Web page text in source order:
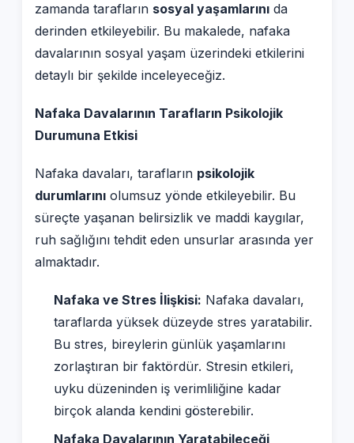
zamanda tarafların sosyal yaşamlarını da
derinden etkileyebilir. Bu makalede, nafaka
davalarının sosyal yaşam üzerindeki etkilerini
detaylı bir şekilde inceleyeceğiz.
Nafaka Davalarının Tarafların Psikolojik
Durumuna Etkisi
Nafaka davaları, tarafların psikolojik
durumlarını olumsuz yönde etkileyebilir. Bu
süreçte yaşanan belirsizlik ve maddi kaygılar,
ruh sağlığını tehdit eden unsurlar arasında yer
almaktadır.
Nafaka ve Stres İlişkisi: Nafaka davaları,
taraflarda yüksek düzeyde stres yaratabilir.
Bu stres, bireylerin günlük yaşamlarını
zorlaştıran bir faktördür. Stresin etkileri,
uyku düzeninden iş verimliliğine kadar
birçok alanda kendini gösterebilir.
Nafaka Davalarının Yaratabileceği